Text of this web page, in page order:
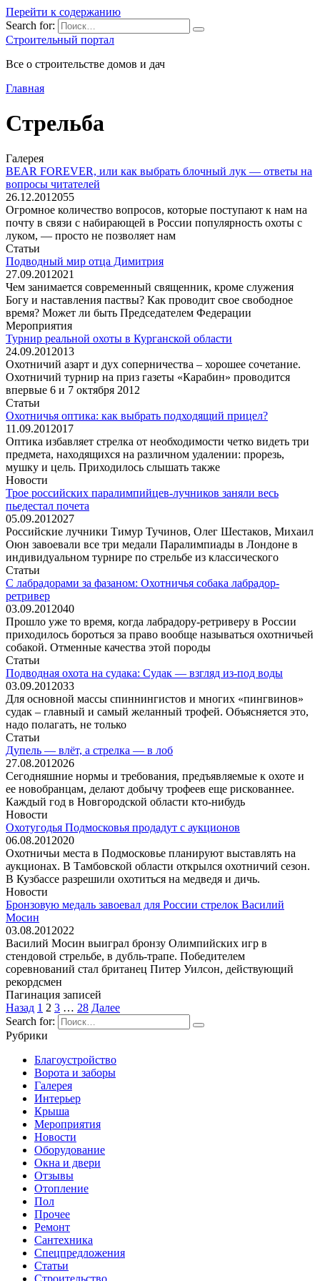
Перейти к содержанию
Search for:
Строительный портал
Все о строительстве домов и дач
Главная
Стрельба
Галерея
BEAR FOREVER, или как выбрать блочный лук — ответы на
вопросы читателей
26.12.2012055
Огромное количество вопросов, которые поступают к нам на
почту в связи с набирающей в России популярность охоты с
луком, — просто не позволяет нам
Статьи
Подводный мир отца Димитрия
27.09.2012021
Чем занимается современный священник, кроме служения
Богу и наставления паствы? Как проводит свое свободное
время? Может ли быть Председателем Федерации
Мероприятия
Турнир реальной охоты в Курганской области
24.09.2012013
Охотничий азарт и дух соперничества – хорошее сочетание.
Охотничий турнир на приз газеты «Карабин» проводится
впервые 6 и 7 октября 2012
Статьи
Охотничья оптика: как выбрать подходящий прицел?
11.09.2012017
Оптика избавляет стрелка от необходимости четко видеть три
предмета, находящихся на различном удалении: прорезь,
мушку и цель. Приходилось слышать также
Новости
Трое российских паралимпийцев-лучников заняли весь
пьедестал почета
05.09.2012027
Российские лучники Тимур Тучинов, Олег Шестаков, Михаил
Оюн завоевали все три медали Паралимпиады в Лондоне в
индивидуальном турнире по стрельбе из классического
Статьи
С лабрадорами за фазаном: Охотничья собака лабрадор-
ретривер
03.09.2012040
Прошло уже то время, когда лабрадору-ретриверу в России
приходилось бороться за право вообще называться охотничьей
собакой. Отменные качества этой породы
Статьи
Подводная охота на судака: Судак — взгляд из-под воды
03.09.2012033
Для основной массы спиннингистов и многих «пингвинов»
судак – главный и самый желанный трофей. Объясняется это,
надо полагать, не только
Статьи
Дупель — влёт, а стрелка — в лоб
27.08.2012026
Сегодняшние нормы и требования, предъявляемые к охоте и
ее новобранцам, делают добычу трофеев еще рискованнее.
Каждый год в Новгородской области кто-нибудь
Новости
Охотугодья Подмосковья продадут с аукционов
06.08.2012020
Охотничьи места в Подмосковье планируют выставлять на
аукционах. В Тамбовской области открылся охотничий сезон.
В Кузбассе разрешили охотиться на медведя и дичь.
Новости
Бронзовую медаль завоевал для России стрелок Василий
Мосин
03.08.2012022
Василий Мосин выиграл бронзу Олимпийских игр в
стендовой стрельбе, в дубль-трапе. Победителем
соревнований стал британец Питер Уилсон, действующий
рекордсмен
Пагинация записей
Назад 1 2 3 … 28 Далее
Search for:
Рубрики
Благоустройство
Ворота и заборы
Галерея
Интерьер
Крыша
Мероприятия
Новости
Оборудование
Окна и двери
Отзывы
Отопление
Пол
Прочее
Ремонт
Сантехника
Спецпредложения
Статьи
Строительство